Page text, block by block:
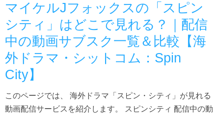
マイケルJフォックスの「スピン
シティ」はどこで見れる？｜配信
中の動画サブスク一覧＆比較【海
外ドラマ・シットコム：Spin
City】
このページでは、 海外ドラマ「スピン・シティ」が見れる
動画配信サービスを紹介します。 スピンシティ 配信中の動